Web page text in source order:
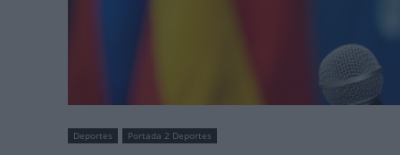
Deportes Portada 2 Deportes